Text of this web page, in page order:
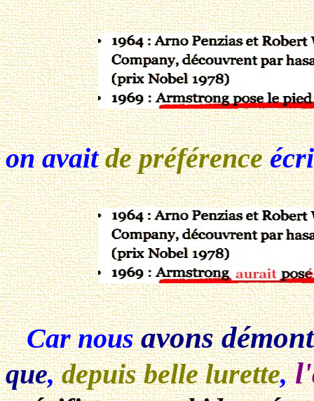
on avaitde préférence
Car nousavons
que,depuis belle lurette,